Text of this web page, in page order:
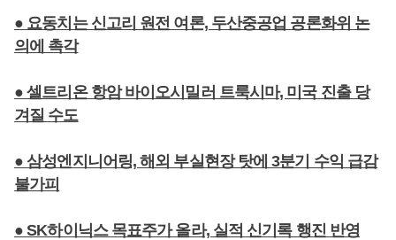
● 요동치는 신고리 원전 여론, 두산중공업 공론화위 논
의에 촉각
● 셀트리온 항암 바이오시밀러 트룩시마, 미국 진출 당
겨질 수도
● 삼성엔지니어링, 해외 부실현장 탓에 3분기 수익 급감
불가피
● SK하이닉스 목표주가 올라, 실적 신기록 행진 반영